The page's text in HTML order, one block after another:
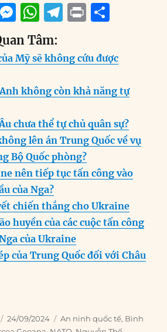
M
e
ss
e
n
er
W
h
at
s
A
p
T
e
g
r
m
P
n
t
a
re
Tâm:
Mỹ sẽ không cứu được
không còn khả năng tự
chưa thể tự chủ quân sự?
lên án Trung Quốc về vụ
Bộ Quốc phòng?
nên tiếp tục tấn công vào
của Nga?
chiến thắng cho Ukraine
huyền của các cuộc tấn công
của Ukraine
của Trung Quốc đối với Châu
Posted
24/09/2024 Categories
An ninh quốc tế, Bình